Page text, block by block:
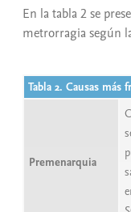
En la tabla 2 se
metrorragia según
Tabla 2. Causas
Premenarquia